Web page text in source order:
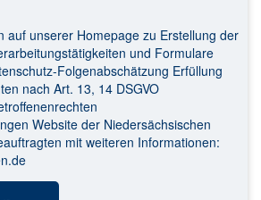
auf unserer Homepage zu Erstellung der
und Formulare
Folgenabschätzung Erfüllung
nach Art. 13, 14 DSGVO
Website der Niedersächsischen
mit weiteren Informationen: